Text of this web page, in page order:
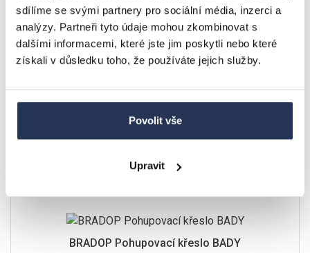
sdílíme se svými partnery pro sociální média, inzerci a
analýzy. Partneři tyto údaje mohou zkombinovat s
dalšími informacemi, které jste jim poskytli nebo které
získali v důsledku toho, že používáte jejich služby.
Povolit vše
Upravit
dle provedení
Detail
BRADOP Pohupovací křeslo BADY
SKLADEM